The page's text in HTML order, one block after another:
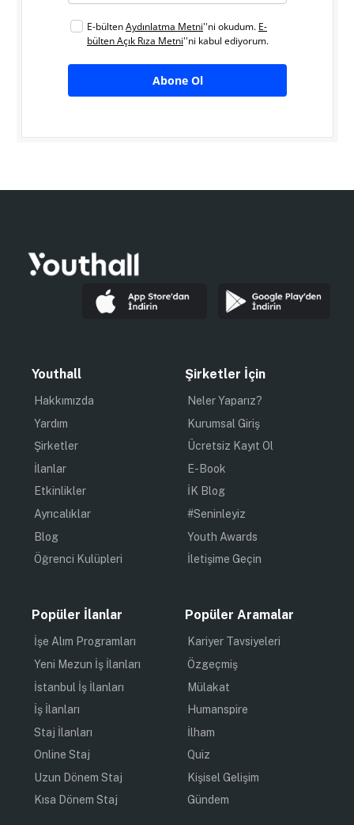
E-bültenAydınlatma Metni''ni okudum. E-
bülten Açık Rıza Metni''ni kabul ediyorum.
Abone Ol
Youthall
Hakkımızda
Yardım
Şirketler
İlanlar
Etkinlikler
Ayrıcalıklar
Blog
Öğrenci Kulüpleri
Şirketler İçin
Neler Yaparız?
Kurumsal Giriş
Ücretsiz Kayıt Ol
E-Book
İK Blog
#Seninleyiz
Youth Awards
İletişime Geçin
Popüler İlanlar
İşe Alım Programları
Yeni Mezun İş İlanları
İstanbul İş İlanları
İş İlanları
Staj İlanları
Online Staj
Uzun Dönem Staj
Kısa Dönem Staj
Popüler Aramalar
Kariyer Tavsiyeleri
Özgeçmiş
Mülakat
Humanspire
İlham
Quiz
Kişisel Gelişim
Gündem